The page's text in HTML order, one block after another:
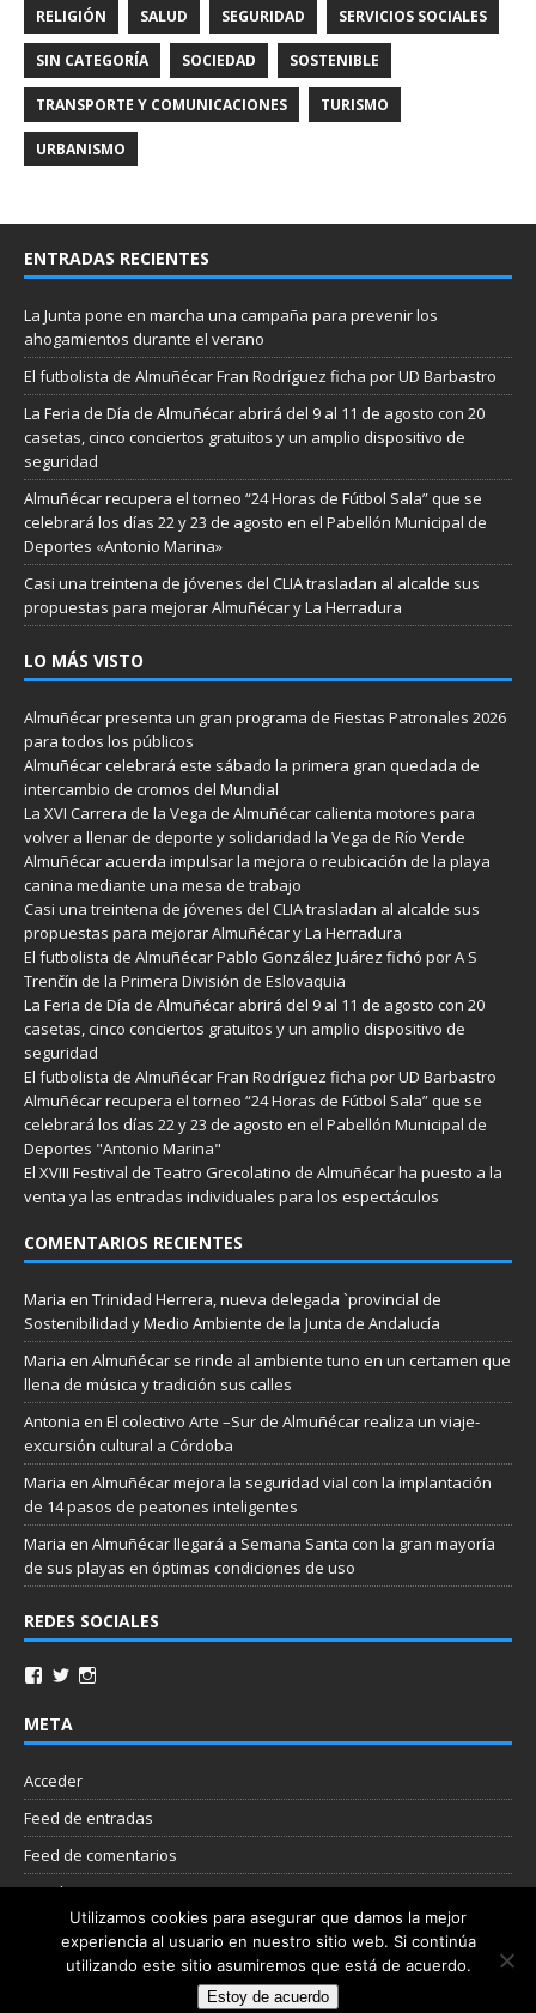
RELIGIÓN SALUD SEGURIDAD SERVICIOS SOCIALES
SIN CATEGORÍA SOCIEDAD SOSTENIBLE
TRANSPORTE Y COMUNICACIONES TURISMO
URBANISMO
ENTRADAS RECIENTES
La Junta pone en marcha una campaña para prevenir los
ahogamientos durante el verano
El futbolista de Almuñécar Fran Rodríguez ficha por UD Barbastro
La Feria de Día de Almuñécar abrirá del 9 al 11 de agosto con 20
casetas, cinco conciertos gratuitos y un amplio dispositivo de
seguridad
Almuñécar recupera el torneo “24 Horas de Fútbol Sala” que se
celebrará los días 22 y 23 de agosto en el Pabellón Municipal de
Deportes «Antonio Marina»
Casi una treintena de jóvenes del CLIA trasladan al alcalde sus
propuestas para mejorar Almuñécar y La Herradura
LO MÁS VISTO
Almuñécar presenta un gran programa de Fiestas Patronales 2026
para todos los públicos
Almuñécar celebrará este sábado la primera gran quedada de
intercambio de cromos del Mundial
La XVI Carrera de la Vega de Almuñécar calienta motores para
volver a llenar de deporte y solidaridad la Vega de Río Verde
Almuñécar acuerda impulsar la mejora o reubicación de la playa
canina mediante una mesa de trabajo
Casi una treintena de jóvenes del CLIA trasladan al alcalde sus
propuestas para mejorar Almuñécar y La Herradura
El futbolista de Almuñécar Pablo González Juárez fichó por A S
Trenčín de la Primera División de Eslovaquia
La Feria de Día de Almuñécar abrirá del 9 al 11 de agosto con 20
casetas, cinco conciertos gratuitos y un amplio dispositivo de
seguridad
El futbolista de Almuñécar Fran Rodríguez ficha por UD Barbastro
Almuñécar recupera el torneo “24 Horas de Fútbol Sala” que se
celebrará los días 22 y 23 de agosto en el Pabellón Municipal de
Deportes "Antonio Marina"
El XVIII Festival de Teatro Grecolatino de Almuñécar ha puesto a la
venta ya las entradas individuales para los espectáculos
COMENTARIOS RECIENTES
Maria en Trinidad Herrera, nueva delegada `provincial de
Sostenibilidad y Medio Ambiente de la Junta de Andalucía
Maria en Almuñécar se rinde al ambiente tuno en un certamen que
llena de música y tradición sus calles
Antonia en El colectivo Arte –Sur de Almuñécar realiza un viaje-
excursión cultural a Córdoba
Maria en Almuñécar mejora la seguridad vial con la implantación
de 14 pasos de peatones inteligentes
Maria en Almuñécar llegará a Semana Santa con la gran mayoría
de sus playas en óptimas condiciones de uso
REDES SOCIALES
META
Acceder
Feed de entradas
Feed de comentarios
WordPress.org
Nube de etiquetas
Utilizamos cookies para asegurar que damos la mejor
experiencia al usuario en nuestro sitio web. Si continúa
utilizando este sitio asumiremos que está de acuerdo.
Estoy de acuerdo